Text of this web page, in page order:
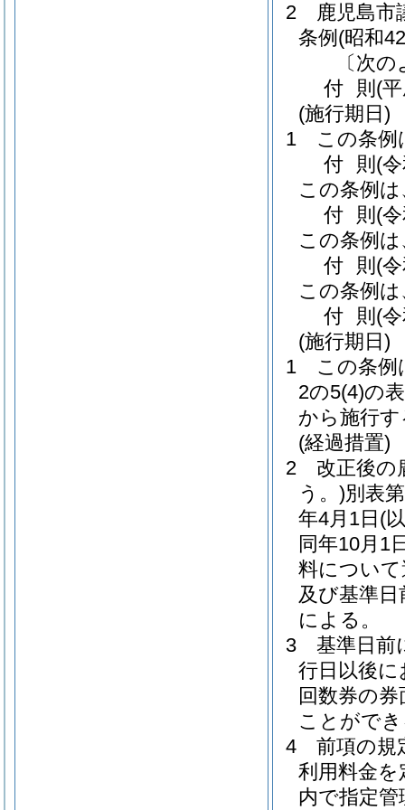
2
鹿児島市
条例 (昭和
〔次
付 則 (
(施行期日)
1
この条例
付 則 (
この条例
付 則 (
この条例
付 則 (
この条例
付 則 (
(施行期日)
1
この条例
2の5(4)の
から施行
(経過措置)
2
改正後の
う。)別表
年4月1日 (
同年10月1
料につい
及び基準
による。
3
基準日前
行日以後
回数券の
ことがで
4
前項の規
利用料金
内で指定